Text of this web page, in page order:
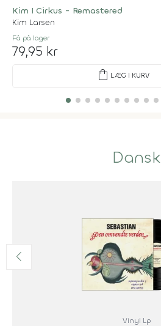
Kim I Cirkus - Remastered
Kim Larsen
Få på lager
79,95 kr
shopping_bag LÆG I KURV
Dansk
Vinyl Lp